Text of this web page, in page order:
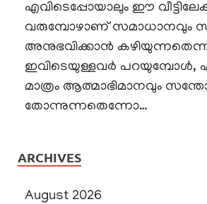
എവിടെപ്പോയാലും ഈ
വരുമ്പോഴാണ് സമാധാനവും
അനുഭവിക്കാൻ
ഇവിടെയുള്ളവർ പറയുമ്പോൾ,
മാത്രം ആത്മാഭിമാനവും
തോന്നുന്നതെന്നോ…
ARCHIVES
August 2026